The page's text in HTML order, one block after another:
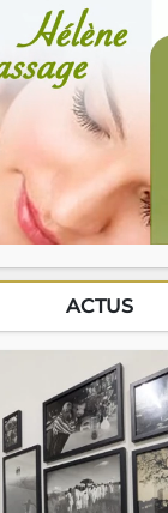
ACTUS